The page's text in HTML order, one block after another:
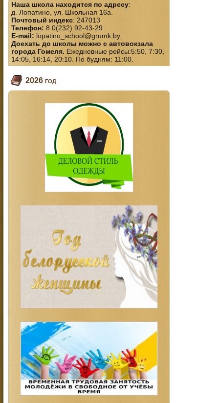
Наша школа находится по адресу:
д. Лопатино, ул. Школьная 16а.
Почтовый индекс: 247013
Телефон:8 0(232) 92-43-29
E-mail:lopatino_school@grumk.by
Доехать до школы можно с автовокзала
города Гомеля. Ежедневные рейсы:5:50, 7:30,
14:05, 16:14, 20:10. По будням: 11:00.
2026 год